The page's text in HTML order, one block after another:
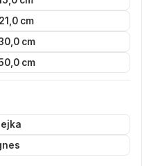
cm
cm
cm